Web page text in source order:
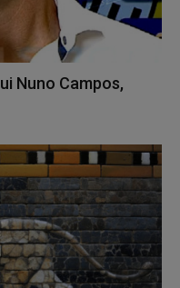
Nuno Campos,